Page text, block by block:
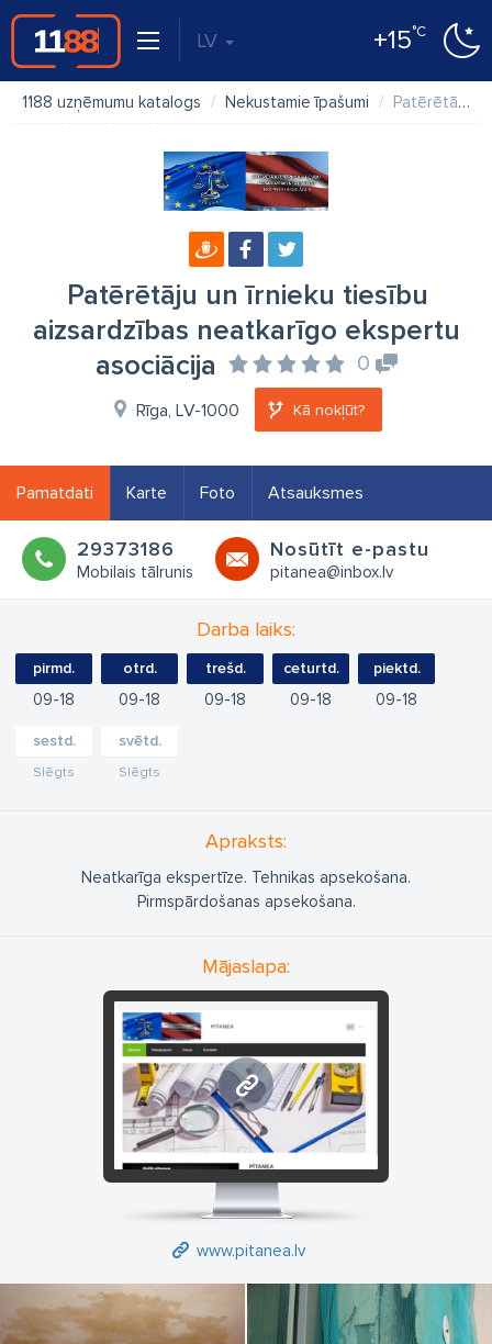
LV +15°C
1188 uzņēmumu katalogs Nekustamie īpašumi Patērētāju un īrnieku tiesību aizsardzības neatkarīgo ekspertu asociācija
Patērētāju un īrnieku tiesību
aizsardzības neatkarīgo ekspertu
asociācija
0
Rīga, LV-1000 Kā nokļūt?
Pamatdati Karte Foto Atsauksmes
29373186
Mobilais tālrunis
Nosūtīt e-pastu
pitanea@inbox.lv
Darba laiks:
pirmd.
09 18
otrd.
09 18
trešd.
09 18
ceturtd.
09 18
piektd.
09 18
sestd.
Slēgts
svētd.
Slēgts
Apraksts:
Neatkarīga ekspertīze. Tehnikas apsekošana.
Pirmspārdošanas apsekošana.
Mājaslapa:
www.pitanea.lv
www.pitanea.lv